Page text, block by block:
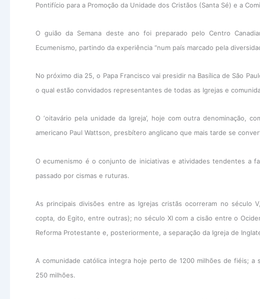
Pontifício para a Promoção da Unidade dos Cristãos (Santa Sé) e a
O guião da Semana deste ano foi preparado pelo Centro
Ecumenismo, partindo da experiência “num país marcado pela
No próximo dia 25, o Papa Francisco vai presidir na Basílica de São
o qual estão convidados representantes de todas as Igrejas e
O ‘oitavário pela unidade da Igreja’, hoje com outra denominação,
americano Paul Wattson, presbítero anglicano que mais tarde se
O ecumenismo é o conjunto de iniciativas e atividades tendentes a
passado por cismas e ruturas.
As principais divisões entre as Igrejas cristãs ocorreram no século
copta, do Egito, entre outras); no século XI com a cisão entre o
Reforma Protestante e, posteriormente, a separação da Igreja de
A comunidade católica integra hoje perto de 1200 milhões de fiéis;
250 milhões.